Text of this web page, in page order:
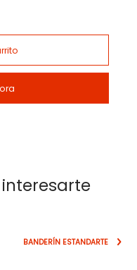
BANDERÍN ESTANDARTE